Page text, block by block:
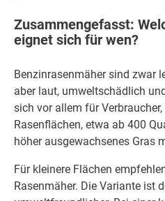
Zusammengefasst:
eignet sich für wen?
Benzinrasenmäher sind zwar
aber laut, umweltschädlich
sich vor allem für
Rasenflächen, etwa ab 400
höher ausgewachsenes Gras
Für kleinere Flächen
Rasenmäher. Die Variante ist